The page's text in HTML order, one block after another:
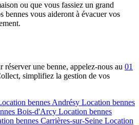
ou que vous fassiez un grand
bennes vous aideront à évacuer vos
une benne, appelez-nous au 01
simplifiez la gestion de vos
bennes Andrésy Location bennes
Bois-d'Arcy Location bennes
bennes Carrières-sur-Seine Location